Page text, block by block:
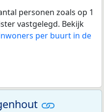
personen zoals op 1
vastgelegd. Bekijk
per buurt in de